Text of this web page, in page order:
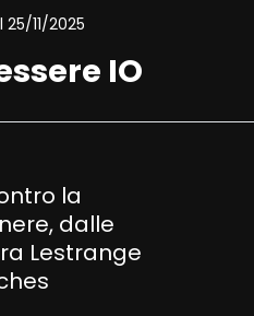
11/2025
IO
la
dalle
Lestrange